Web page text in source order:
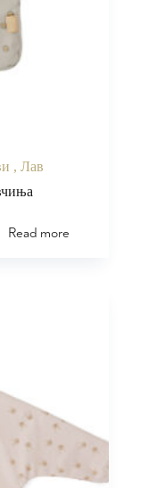
, Лав
Read more